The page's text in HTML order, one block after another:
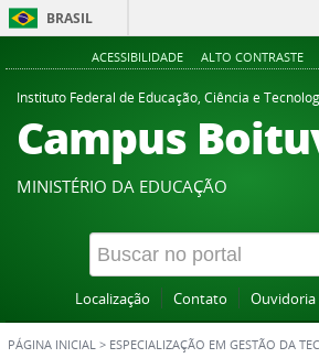
BRASIL
ACESSIBILIDADE ALTO CONTRASTE
Instituto Federal de Educação, Ciência e
Campus
MINISTÉRIO DA EDUCAÇÃO
Localização Contato Ouvidoria
PÁGINA INICIAL > ESPECIALIZAÇÃO EM GESTÃO DA